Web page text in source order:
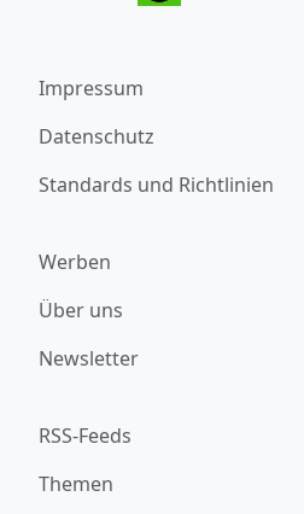
Impressum
Datenschutz
Standards und Richtlinien
Werben
Über uns
Newsletter
RSS-Feeds
Themen